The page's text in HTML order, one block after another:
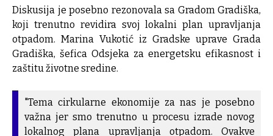
Diskusija je posebno rezonovala sa Gradom Gradiška,
koji trenutno revidira svoj lokalni plan upravljanja
otpadom. Marina Vukotić iz Gradske uprave Grada
Gradiška, šefica Odsjeka za energetsku efikasnost i
zaštitu životne sredine.
"Tema cirkularne ekonomije za nas je posebno
važna jer smo trenutno u procesu izrade novog
lokalnog plana upravljanja otpadom. Ovakve